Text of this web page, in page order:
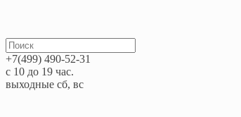
+7(499) 490-52-31
с 10 до 19 час.
выходные сб, вс